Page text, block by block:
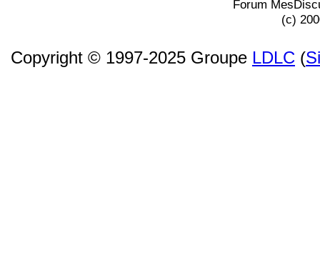
Forum
(c)
Copyright © 1997-2025 Groupe LDLC (